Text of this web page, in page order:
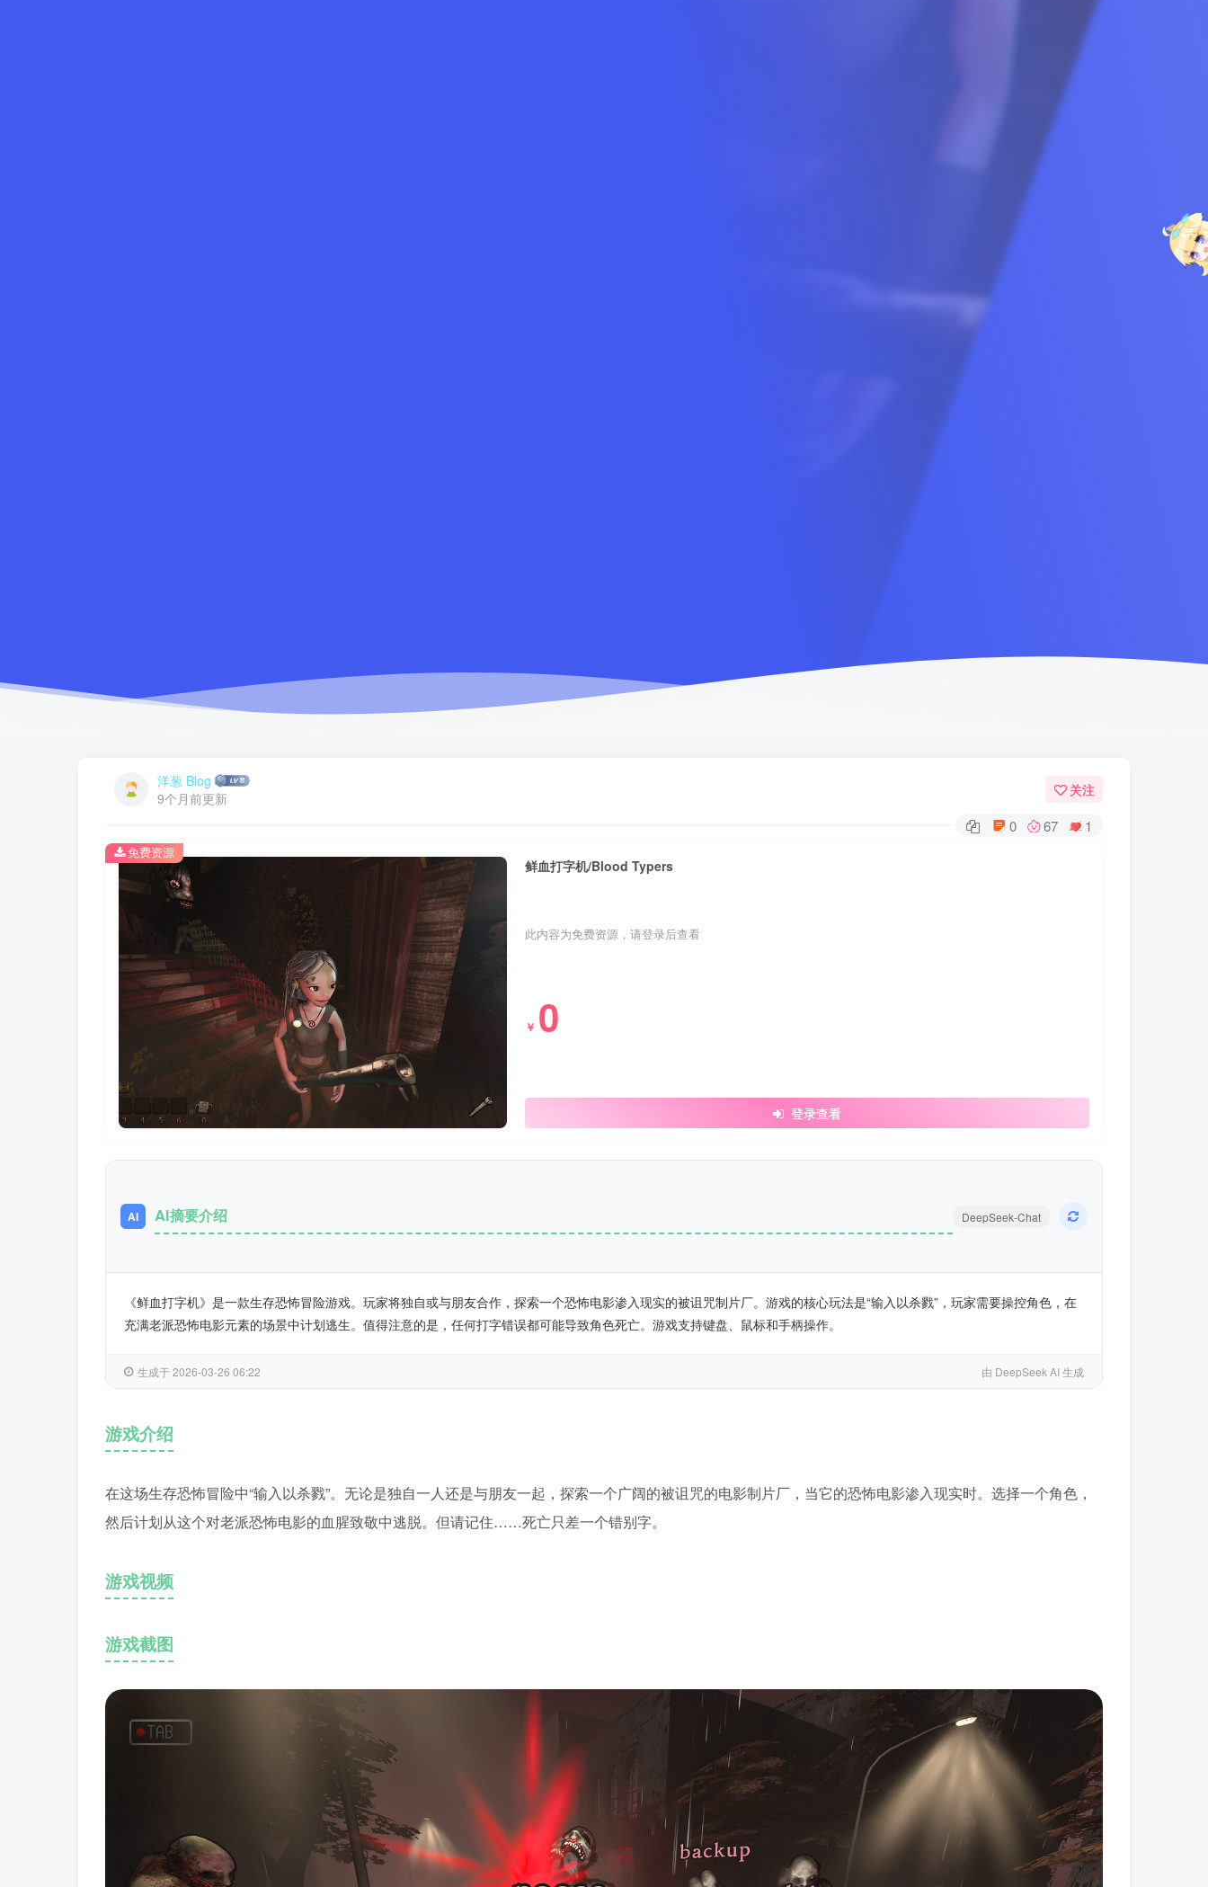
洋葱 Blog
9个月前更新
关注
0 67 1
鲜血打字机/Blood Typers
此内容为免费资源，请登录后查看
￥ 0
登录查看
免费资源
AI AI摘要介绍 DeepSeek-Chat
《鲜血打字机》是一款生存恐怖冒险游戏。玩家将独自或与朋友合作，探索一个恐怖电影渗入现实的被诅咒制片厂。游戏的核心玩法是“输入以杀戮”，玩家需要操控角色，在
充满老派恐怖电影元素的场景中计划逃生。值得注意的是，任何打字错误都可能导致角色死亡。游戏支持键盘、鼠标和手柄操作。
生成于 2026-03-26 06:22 由 DeepSeek AI 生成
游戏介绍
在这场生存恐怖冒险中“输入以杀戮”。无论是独自一人还是与朋友一起，探索一个广阔的被诅咒的电影制片厂，当它的恐怖电影渗入现实时。选择一个角色，
然后计划从这个对老派恐怖电影的血腥致敬中逃脱。但请记住……死亡只差一个错别字。
游戏视频
游戏截图